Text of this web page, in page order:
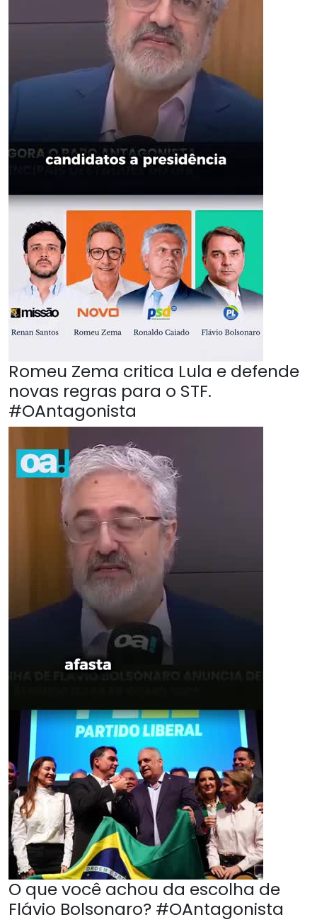
Romeu Zema critica Lula e defende
novas regras para o STF.
#OAntagonista
O que você achou da escolha de
Flávio Bolsonaro? #OAntagonista